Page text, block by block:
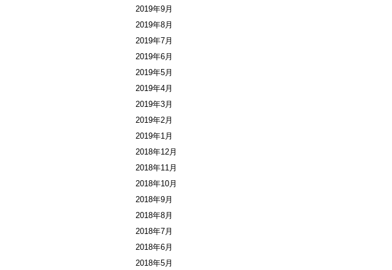
2019年9月
2019年8月
2019年7月
2019年6月
2019年5月
2019年4月
2019年3月
2019年2月
2019年1月
2018年12月
2018年11月
2018年10月
2018年9月
2018年8月
2018年7月
2018年6月
2018年5月